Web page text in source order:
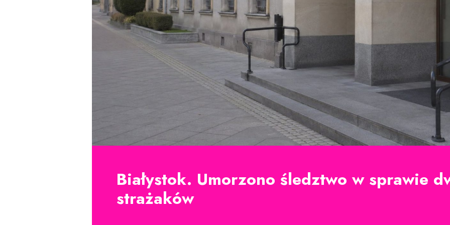
Białystok. Umorzono śledztwo w sprawie
strażaków